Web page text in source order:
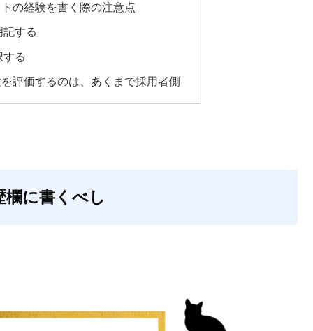
の経験を書く際の注意点
する
る
評価するのは、あくまで採用者側
に書くべし